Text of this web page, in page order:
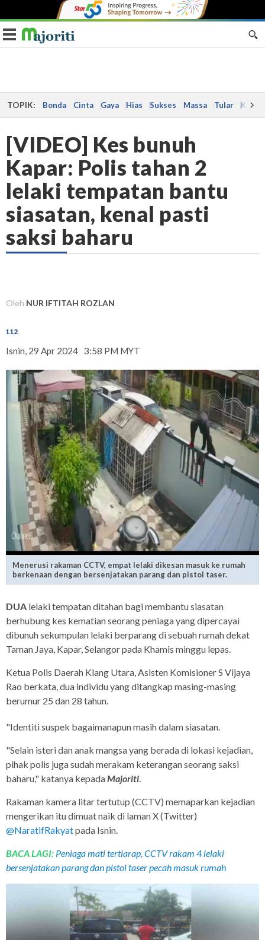
Toggle navigation
TOPIK: Bonda Cinta Gaya Hias Sukses Massa Tular Kes
[VIDEO] Kes bunuh
Kapar: Polis tahan 2
lelaki tempatan bantu
siasatan, kenal pasti
saksi baharu
Oleh NUR IFTITAH ROZLAN
112
Isnin, 29 Apr 2024 3:58 PM MYT
Menerusi rakaman CCTV, empat lelaki dikesan masuk ke rumah
berkenaan dengan bersenjatakan parang dan pistol taser.
DUA lelaki tempatan ditahan bagi membantu siasatan
berhubung kes kematian seorang peniaga yang dipercayai
dibunuh sekumpulan lelaki berparang di sebuah rumah dekat
Taman Jaya, Kapar, Selangor pada Khamis minggu lepas.
Ketua Polis Daerah Klang Utara, Asisten Komisioner S Vijaya
Rao berkata, dua individu yang ditangkap masing-masing
berumur 25 dan 28 tahun.
"Identiti suspek bagaimanapun masih dalam siasatan.
"Selain isteri dan anak mangsa yang berada di lokasi kejadian,
pihak polis juga sudah merakam keterangan seorang saksi
baharu," katanya kepadaMajoriti.
Rakaman kamera litar tertutup (CCTV) memaparkan kejadian
mengerikan itu dimuat naik di laman X (Twitter)
@NaratifRakyatpada Isnin.
BACA LAGI: Peniaga mati tertiarap, CCTV rakam 4 lelaki
bersenjatakan parang dan pistol taser pecah masuk rumah